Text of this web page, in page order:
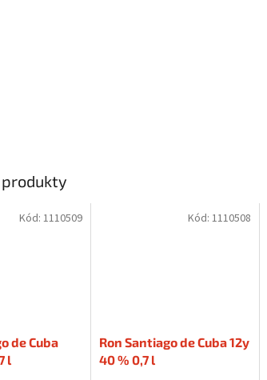
de Cuba
l
Kód: 1110509
Ron Santiago de Cuba 12y
40 % 0,7 l
Kód: 1110508